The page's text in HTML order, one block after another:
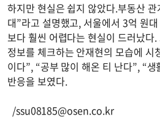
하지만 현실은 쉽지 않았다.부동산
대”라고 설명했고, 서울에서 3억 원
보다 훨씬 어렵다는 현실이 드러났다
정보를 체크하는 안재현의 모습에 시
이다”, “공부 많이 해온 티 난다”, “
반응을 보였다.
/ssu08185@osen.co.kr